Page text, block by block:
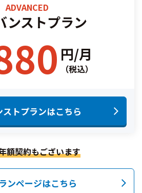
ADVANCED
ンストプラン
円/月
（税込）
ストプランはこちら
額契約もございます
ンページはこちら